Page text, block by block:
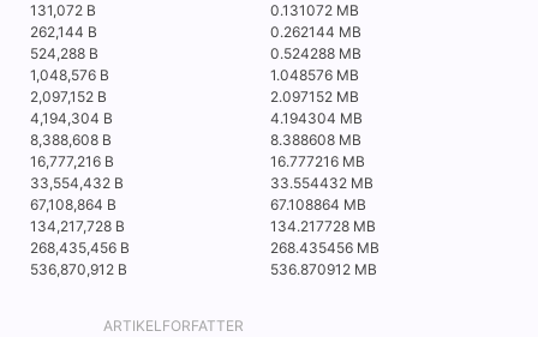
131,072 B
0.131072 MB
262,144 B
0.262144 MB
524,288 B
0.524288 MB
1,048,576 B
1.048576 MB
2,097,152 B
2.097152 MB
4,194,304 B
4.194304 MB
8,388,608 B
8.388608 MB
16,777,216 B
16.777216 MB
33,554,432 B
33.554432 MB
67,108,864 B
67.108864 MB
134,217,728 B
134.217728 MB
268,435,456 B
268.435456 MB
536,870,912 B
536.870912 MB
ARTIKELFORFATTER